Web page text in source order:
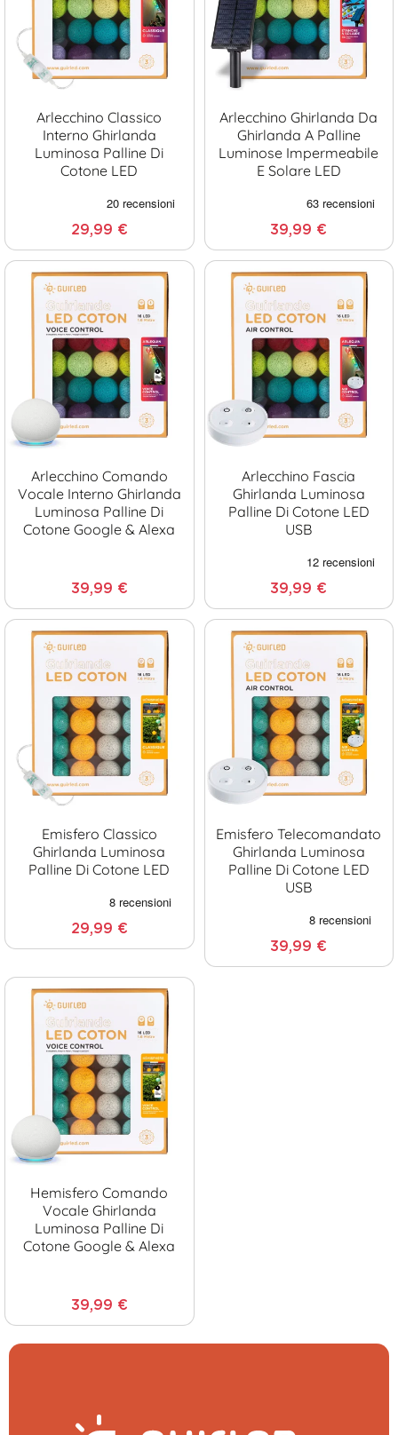
Arlecchino Classico
Interno Ghirlanda
Luminosa Palline Di
Cotone LED
29,99 €
Arlecchino Ghirlanda Da
Ghirlanda A Palline
Luminose Impermeabile
E Solare LED
39,99 €
Arlecchino Comando
Vocale Interno Ghirlanda
Luminosa Palline Di
Cotone Google & Alexa
39,99 €
Arlecchino Fascia
Ghirlanda Luminosa
Palline Di Cotone LED
USB
39,99 €
Emisfero Classico
Ghirlanda Luminosa
Palline Di Cotone LED
29,99 €
Emisfero Telecomandato
Ghirlanda Luminosa
Palline Di Cotone LED
USB
39,99 €
Hemisfero Comando
Vocale Ghirlanda
Luminosa Palline Di
Cotone Google & Alexa
39,99 €